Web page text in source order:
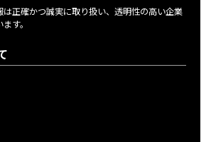
は正確かつ誠実に取り扱い、透明性の高い企業
す。